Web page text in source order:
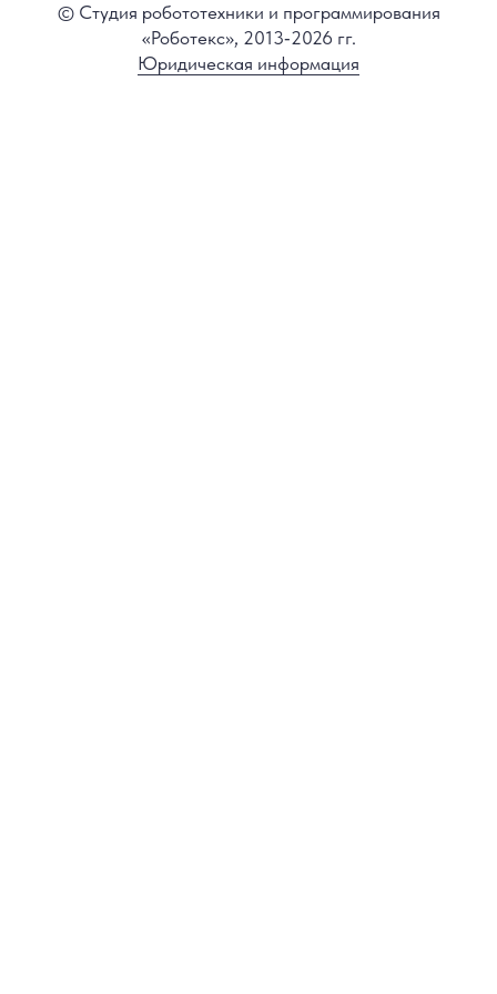
© Студия робототехники и программирования
«Роботекс», 2013‑2026 гг.
Юридическая информация